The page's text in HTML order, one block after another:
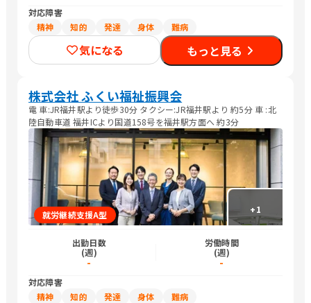
対応障害
精神
知的 発達 身体 難病
気になる もっと見る
株式会社 ふくい福祉振興会
電 車:JR福井駅より徒歩30分 タクシー:JR福井駅より 約5分 車 :北
陸自動車道 福井ICより国道158号を福井駅方面へ 約3分
+1
就労継続支援A型
出勤日数
(週)
-
労働時間
(週)
-
対応障害
精神
知的 発達 身体 難病